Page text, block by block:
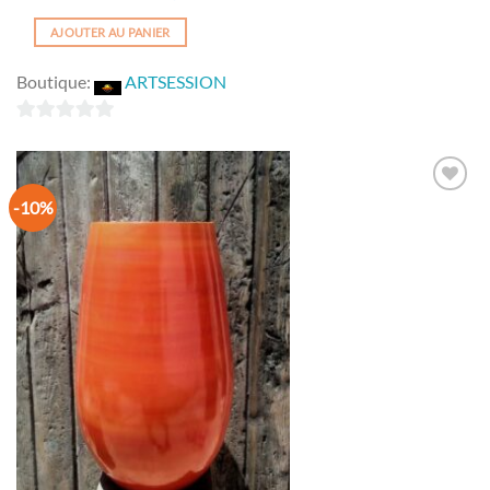
AJOUTER AU PANIER
Boutique: ARTSESSION
sur
5
-10%